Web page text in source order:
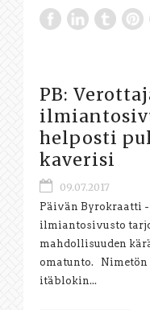
PB:
helposti
kaverisi
09.07.2017
Päivän Byrokraatti
ilmiantosivusto
mahdollisuuden
omatunto. Nimetön
itäblokin...